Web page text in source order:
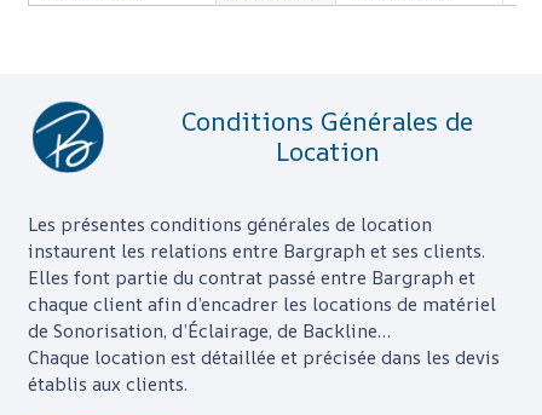
Conditions Générales de
Location
Les présentes conditions générales de location
instaurent les relations entre Bargraphet ses clients.
Elles font partie du contrat passé entre Bargraphet
chaque client afin d’encadrer les locations de matériel
de Sonorisation, d’Éclairage, de Backline…
Chaque location est détaillée et précisée dans les devis
établis aux clients.